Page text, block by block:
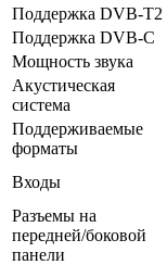
Поддержка DVB-T2
Поддержка DVB-C
Мощность звука
Акустическая
система
Поддерживаемые
форматы
Входы
Разъемы на
передней/боковой
панели